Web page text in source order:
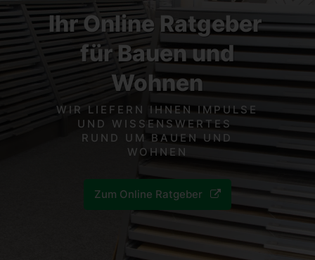
Ihr Online Ratgeber
für Bauen und
Wohnen
WIR LIEFERN IHNEN IMPULSE
UND WISSENSWERTES
RUND UM BAUEN UND
WOHNEN
Zum Online Ratgeber